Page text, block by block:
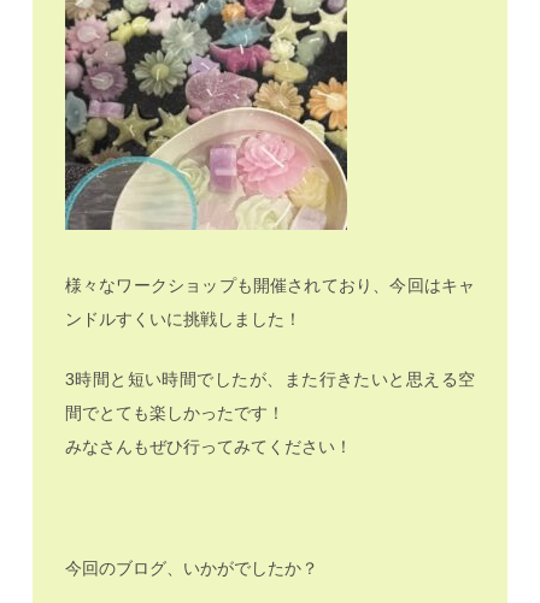
様々なワークショップも開催されており、今回はキャ
ンドルすくいに挑戦しました！
3時間と短い時間でしたが、また行きたいと思える空
間でとても楽しかったです！
みなさんもぜひ行ってみてください！
今回のブログ、いかがでしたか？